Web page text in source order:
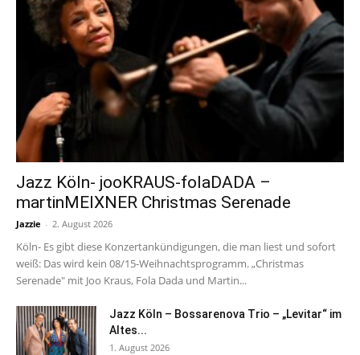
Jazz Köln- jooKRAUS-folaDADA –
martinMEIXNER Christmas Serenade
Jazzie - 2. August 2026
Köln- Es gibt diese Konzertankündigungen, die man liest und sofort
weiß: Das wird kein 08/15-Weihnachtsprogramm. „Christmas
Serenade" mit Joo Kraus, Fola Dada und Martin...
Jazz Köln – Bossarenova Trio – „Levitar“ im
Altes...
1. August 2026